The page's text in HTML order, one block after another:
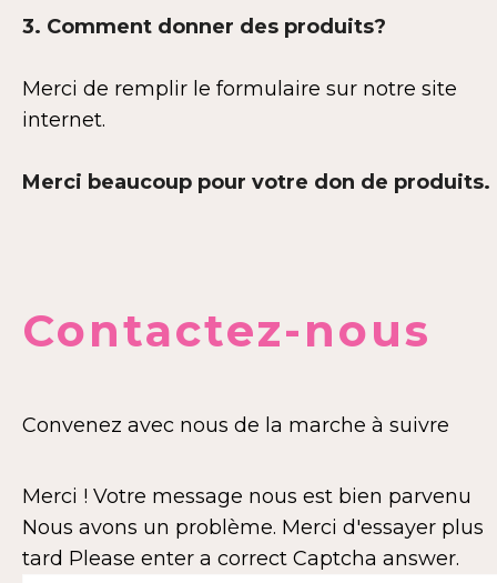
3. Comment donner des produits?
Merci de remplir le formulaire sur notre site
internet.
Merci beaucoup pour votre don de produits.
Contactez-nous
Convenez avec nous de la marche à suivre
Merci ! Votre message nous est bien parvenu
Nous avons un problème. Merci d'essayer plus
tard Please enter a correct Captcha answer.